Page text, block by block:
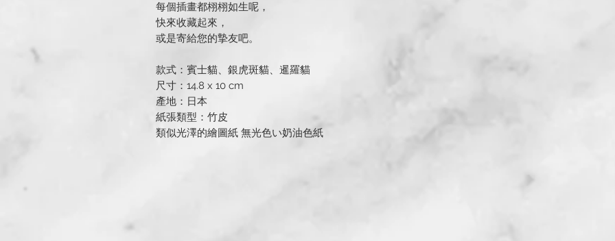
每個插畫都栩栩如生呢，
快來收藏起來，
或是寄給您的摯友吧。
款式：賓士貓、銀虎斑貓、暹羅貓
尺寸：14.8 x 10 cm
產地：日本
紙張類型：竹皮
類似光澤的繪圖紙 無光色い奶油色紙